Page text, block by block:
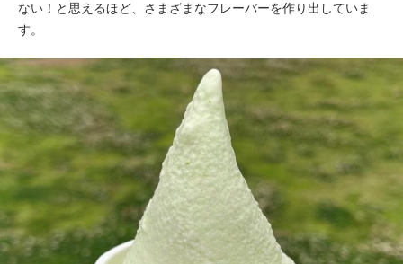
ない！と思えるほど、さまざまなフレーバーを作り出していま
す。